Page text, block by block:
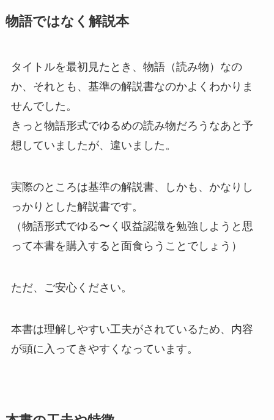
物語ではなく解説本
タイトルを最初見たとき、物語（読み物）なの
か、それとも、基準の解説書なのかよくわかりま
せんでした。
きっと 物語形式でゆるめの読み物だろうなあと予
想していましたが、 違いました。
実際のところは基準の解説書、しかも、かなりし
っかりとした解説書です。
（物語形式でゆる〜く収益認識を勉強しようと思
って本書を購入すると面食らうことでしょう）
ただ、ご安心ください。
本書は理解しやすい工夫がされているため、内容
が頭に入ってきやすくなっています。